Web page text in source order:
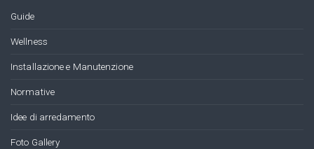
Guide
Wellness
Installazione e Manutenzione
Normative
Idee di arredamento
Foto Gallery